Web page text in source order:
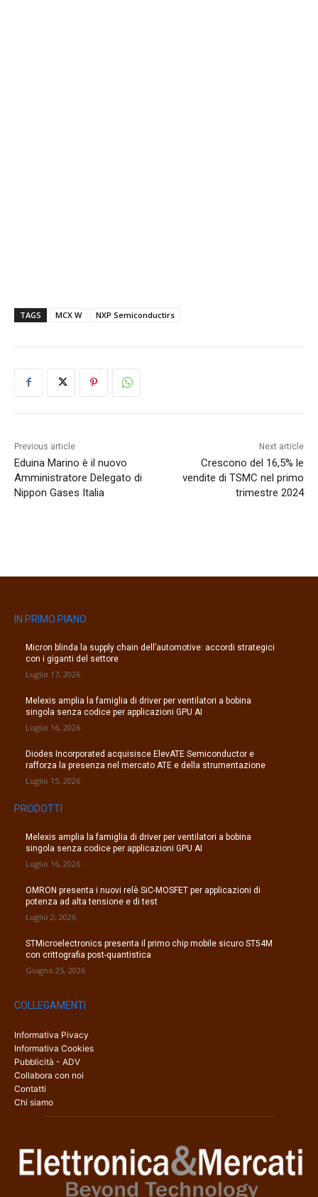
TAGS MCX W NXP Semiconductirs
Previous article
Eduina Marino è il nuovo
Amministratore Delegato di
Nippon Gases Italia
Next article
Crescono del 16,5% le
vendite di TSMC nel primo
trimestre 2024
IN PRIMO PIANO
Micron blinda la supply chain dell’automotive: accordi strategici
con i giganti del settore
Luglio 17, 2026
Melexis amplia la famiglia di driver per ventilatori a bobina
singola senza codice per applicazioni GPU AI
Luglio 16, 2026
Diodes Incorporated acquisisce ElevATE Semiconductor e
rafforza la presenza nel mercato ATE e della strumentazione
Luglio 15, 2026
PRODOTTI
Melexis amplia la famiglia di driver per ventilatori a bobina
singola senza codice per applicazioni GPU AI
Luglio 16, 2026
OMRON presenta i nuovi relè SiC-MOSFET per applicazioni di
potenza ad alta tensione e di test
Luglio 2, 2026
STMicroelectronics presenta il primo chip mobile sicuro ST54M
con crittografia post-quantistica
Giugno 25, 2026
COLLEGAMENTI
Informativa Pivacy
Informativa Cookies
Pubblicità - ADV
Collabora con noi
Contatti
Chi siamo